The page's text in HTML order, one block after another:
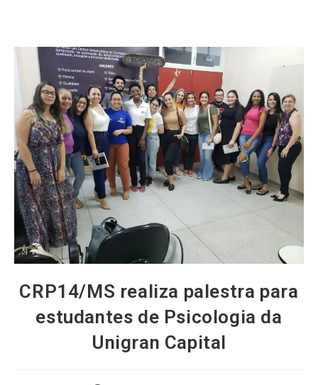
CRP14/MS realiza palestra para
estudantes de Psicologia da
Unigran Capital